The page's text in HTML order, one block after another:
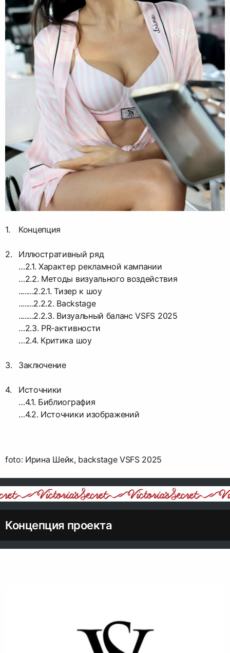
Концепция
Иллюстративный ряд
…2.1. Характер рекламной кампании
…2.2. Методы визуального воздействия
........2.2.1. Тизер к шоу
........2.2.2. Backstage
........2.2.3. Визуальный баланс VSFS 2025
…2.3. PR-активности
…2.4. Критика шоу
Заключение
Источники
…4.1. Библиография
…4.2. Источники изображений
foto: Ирина Шейк, backstage VSFS 2025
Концепция проекта